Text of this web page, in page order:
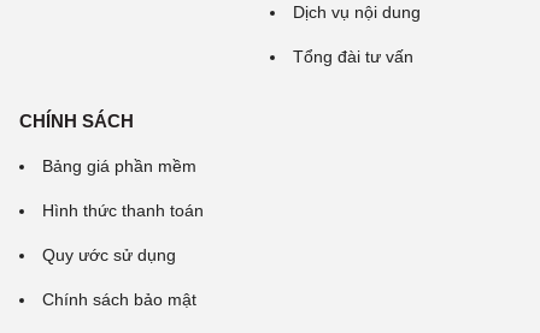
Dịch vụ nội dung
Tổng đài tư vấn
CHÍNH SÁCH
Bảng giá phần mềm
Hình thức thanh toán
Quy ước sử dụng
Chính sách bảo mật